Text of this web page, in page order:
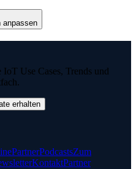
anpassen
Use Cases, Trends und
erhalten
PartnerPodcastsZum
KontaktPartner